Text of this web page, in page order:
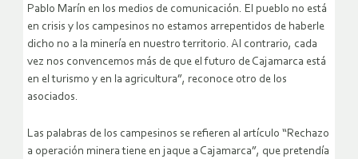
Pablo Marín en los medios de comunicación. El pueblo no está
en crisis y los campesinos no estamos arrepentidos de haberle
dicho no a la minería en nuestro territorio. Al contrario, cada
vez nos convencemos más de que el futuro de Cajamarca está
en el turismo y en la agricultura”, reconoce otro de los
asociados.
Las palabras de los campesinos se refieren al artículo “Rechazo
a operación minera tiene en jaque a Cajamarca”, que pretendía